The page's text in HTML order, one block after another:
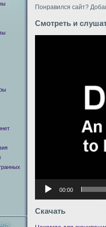
Понравился сайт?
Смотреть и
00:00
Скачать